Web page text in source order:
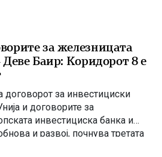
за железницата
Баир: Коридорот 8 е
за инвестициски
и договорите за
инвестициска банка и
и развој, почнува третата
на железничката делница